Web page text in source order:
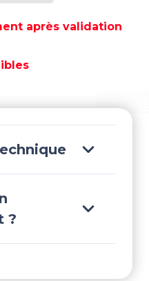
après validation
?